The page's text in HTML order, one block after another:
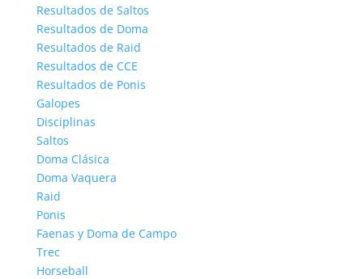
Resultados de Saltos
Resultados de Doma
Resultados de Raid
Resultados de CCE
Resultados de Ponis
Galopes
Disciplinas
Saltos
Doma Clásica
Doma Vaquera
Raid
Ponis
Faenas y Doma de Campo
Trec
Horseball